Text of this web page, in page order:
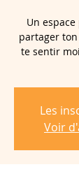
Un
partager
te sentir
Les
Voir